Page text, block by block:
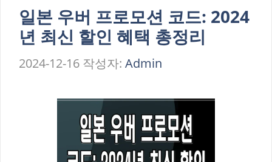
일본 우버 프로모션 코드: 2024
년 최신 할인 혜택 총정리
2024-12-16 작성자: Admin